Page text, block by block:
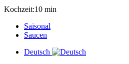
Kochzeit:10 min
Saisonal
Saucen
Deutsch